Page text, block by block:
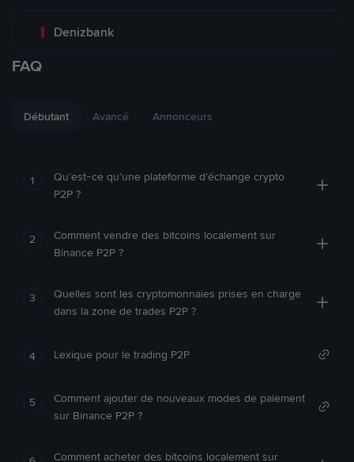
Denizbank
FAQ
Débutant Avancé Annonceurs
1
Qu’est-ce qu’une plateforme d’échange crypto
P2P ?
2
Comment vendre des bitcoins localement sur
Binance P2P ?
3
Quelles sont les cryptomonnaies prises en charge
dans la zone de trades P2P ?
4 Lexique pour le trading P2P
5
Comment ajouter de nouveaux modes de paiement
sur Binance P2P ?
Comment acheter des bitcoins localement sur